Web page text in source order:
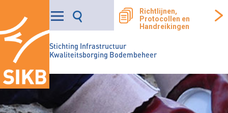
Stichting Infrastructuur
Kwaliteitsborging Bodembeheer
Richtlijnen,
Protocollen en
Handreikingen